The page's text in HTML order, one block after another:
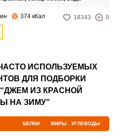
дорогие, и отлично друг с другом
374 кКал 18343 0
ИСПОЛЬЗУЕМЫХ
ДЛЯ ПОДБОРКИ
ИЗ КРАСНОЙ
НА ЗИМУ”
БЕЛКИ ЖИРЫ УГЛЕВОДЫ